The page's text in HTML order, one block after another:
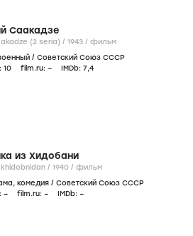
Саакадзе
Giorgi Saakadze (2 seria) / 1943 / фильм
/ Советский Союз СССР
10 film.ru: – IMDb: 7,4
из Хидобани
Qalishvili khidobnidan / 1940 / фильм
, комедия / Советский Союз СССР
– film.ru: – IMDb: –